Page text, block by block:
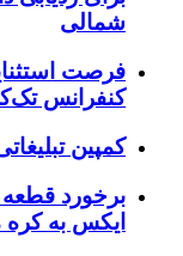
شمالی
کنفرانس
کمپین
ایکس به کره